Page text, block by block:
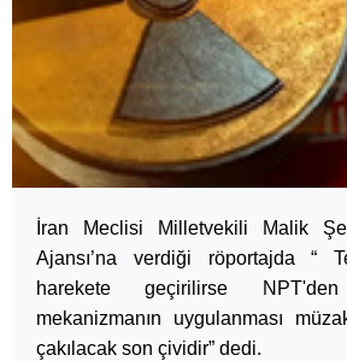
İran Meclisi Milletvekili Malik
Ajansı’na verdiği röportajda “
harekete geçirilirse
mekanizmanın uygulanması
çakılacak son çividir” dedi.